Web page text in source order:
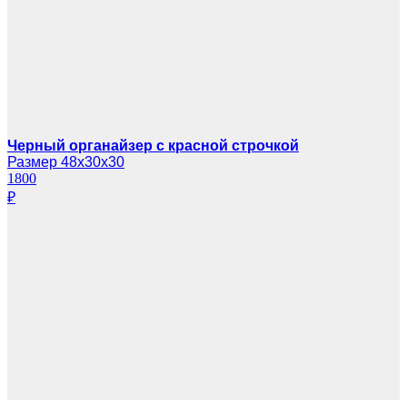
Черный органайзер с красной строчкой
Размер 48х30х30
1800
₽